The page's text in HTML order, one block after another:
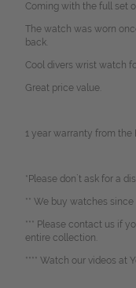
Coming with the full set
The watch was worn
back.
Cool divers wrist watch
Great price value.
1 year warranty from the
*Please don`t ask for a
** We buy watches since
*** Please contact us if
entire collection.
**** Watch our videos at